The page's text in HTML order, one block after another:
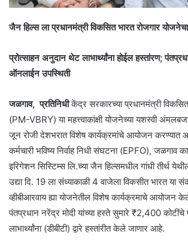
जैन हिल्स ला प्रधानमंत्री विकसित भारत रोजगार
प्रोत्साहन अनुदान थेट लाभार्थ्यांना होईल हस्तांरण;
ऑनलाईन उपस्थिती
जळगाव, प्रतिनिधीकेंद्र सरकारच्या प्रधानमंत्री
(PM-VBRY) या महत्त्वाकांक्षी योजनेच्या यशस्वी
जून रोजी देशभरात विशेष कार्यक्रमांचे आयोजन
कर्मचारी भविष्य निर्वाह निधी संघटना (EPFO), जळगाव
इरिगेशन सिस्टिम्स लि.च्या जैन हिल्समधील गांधी तीर्थ
उद्या दि. 19 ला संध्याकाळी 4 वाजेला विकसीत भारत या
व्हीबीआरवाय ह्या योजनेतील विशेष कार्यक्रमाचे आयोजन
पंतप्रधान नरेंद्र मोदी यांच्या हस्ते सुमारे ₹2,400
लाभार्थ्यांना (डीबीटी) द्वारे हस्तांरीत केले जाणार आहे.